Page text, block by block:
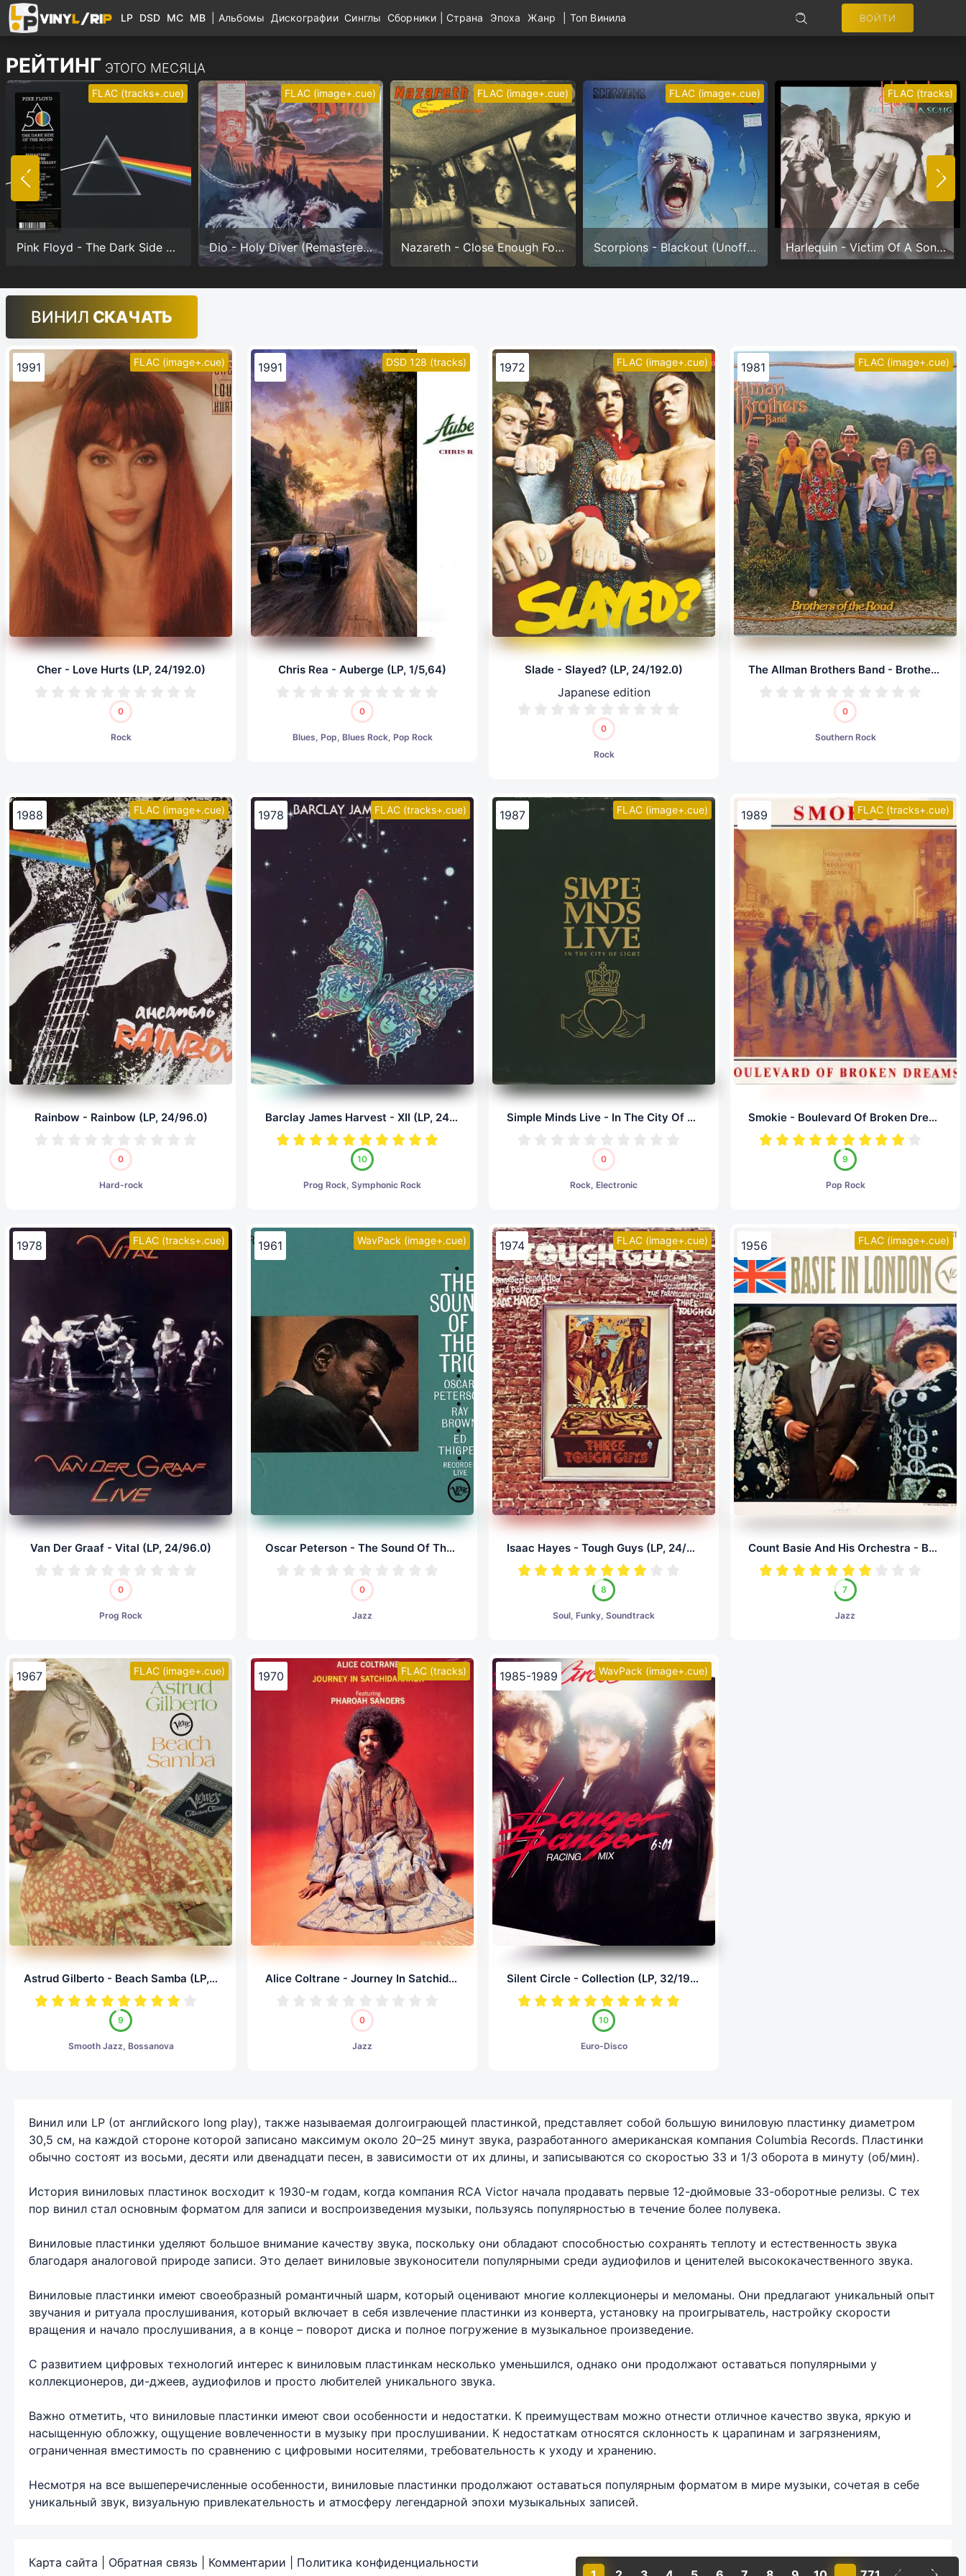
LP DSD MC MB Альбомы Дискографии Синглы Сборники Страна Эпоха Жанр Топ Винила ВОЙТИ
Не запоминать меня
ВОЙТИ
РЕЙТИНГ ЭТОГО МЕСЯЦА
FLAC (tracks+.cue)
Pink Floyd - The Dark Side Of The Moon (Anniversary version) (24/192.0)
FLAC (image+.cue)
Dio - Holy Diver (Remastered) (24/96.0)
FLAC (image+.cue)
Nazareth - Close Enough For Rock'n'Roll (24/192.0)
FLAC (image+.cue)
Scorpions - Blackout (Unofficial) (24/96.0)
FLAC (tracks)
Harlequin - Victim Of A Song (24/96.0)
ВИНИЛ СКАЧАТЬ
FLAC (image+.cue)
1991
Cher - Love Hurts (LP, 24/192.0)
0
Rock
DSD 128 (tracks)
1991
Chris Rea - Auberge (LP, 1/5,64)
0
Blues, Pop, Blues Rock, Pop Rock
FLAC (image+.cue)
1972
Slade - Slayed? (LP, 24/192.0)
Japanese edition
0
Rock
FLAC (image+.cue)
1981
The Allman Brothers Band - Brothers Of The Road (LP, 24/192.0)
0
Southern Rock
FLAC (image+.cue)
1988
Rainbow - Rainbow (LP, 24/96.0)
0
Hard-rock
FLAC (tracks+.cue)
1978
Barclay James Harvest - XII (LP, 24/96.0)
10
Prog Rock, Symphonic Rock
FLAC (image+.cue)
1987
Simple Minds Live - In The City Of Light (LP, 24/96.0)
0
Rock, Electronic
FLAC (tracks+.cue)
1989
Smokie - Boulevard Of Broken Dreams (LP, 24/96.0)
9
Pop Rock
FLAC (tracks+.cue)
1978
Van Der Graaf - Vital (LP, 24/96.0)
0
Prog Rock
WavPack (image+.cue)
1961
Oscar Peterson - The Sound Of The Trio (LP, 24/96.0)
0
Jazz
FLAC (image+.cue)
1974
Isaac Hayes - Tough Guys (LP, 24/96.0)
8
Soul, Funky, Soundtrack
FLAC (image+.cue)
1956
Count Basie And His Orchestra - Basie In London (LP, 24/96.0)
7
Jazz
FLAC (image+.cue)
1967
Astrud Gilberto - Beach Samba (LP, 24/96.0)
9
Smooth Jazz, Bossanova
FLAC (tracks)
1970
Alice Coltrane - Journey In Satchidananda (LP, 24/96.0)
0
Jazz
WavPack (image+.cue)
1985-1989
Silent Circle - Collection (LP, 32/192.0)
10
Euro-Disco
Винил или LP (от английского long play), также называемая долгоиграющей пластинкой, представляет собой большую виниловую пластинку диаметром
30,5 см, на каждой стороне которой записано максимум около 20–25 минут звука, разработанного американская компания Columbia Records. Пластинки
обычно состоят из восьми, десяти или двенадцати песен, в зависимости от их длины, и записываются со скоростью 33 и 1/3 оборота в минуту (об/мин).
История виниловых пластинок восходит к 1930-м годам, когда компания RCA Victor начала продавать первые 12-дюймовые 33-оборотные релизы. С тех
пор винил стал основным форматом для записи и воспроизведения музыки, пользуясь популярностью в течение более полувека.
Виниловые пластинки уделяют большое внимание качеству звука, поскольку они обладают способностью сохранять теплоту и естественность звука
благодаря аналоговой природе записи. Это делает виниловые звуконосители популярными среди аудиофилов и ценителей высококачественного звука.
Виниловые пластинки имеют своеобразный романтичный шарм, который оценивают многие коллекционеры и меломаны. Они предлагают уникальный опыт
звучания и ритуала прослушивания, который включает в себя извлечение пластинки из конверта, установку на проигрыватель, настройку скорости
вращения и начало прослушивания, а в конце – поворот диска и полное погружение в музыкальное произведение.
С развитием цифровых технологий интерес к виниловым пластинкам несколько уменьшился, однако они продолжают оставаться популярными у
коллекционеров, ди-джеев, аудиофилов и просто любителей уникального звука.
Важно отметить, что виниловые пластинки имеют свои особенности и недостатки. К преимуществам можно отнести отличное качество звука, яркую и
насыщенную обложку, ощущение вовлеченности в музыку при прослушивании. К недостаткам относятся склонность к царапинам и загрязнениям,
ограниченная вместимость по сравнению с цифровыми носителями, требовательность к уходу и хранению.
Несмотря на все вышеперечисленные особенности, виниловые пластинки продолжают оставаться популярным форматом в мире музыки, сочетая в себе
уникальный звук, визуальную привлекательность и атмосферу легендарной эпохи музыкальных записей.
Карта сайта Обратная связь Комментарии Политика конфиденциальности